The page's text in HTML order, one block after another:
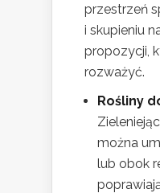
przestrzeń
i skupieniu
propozycji,
rozważyć.
Rośliny
można
lub obok